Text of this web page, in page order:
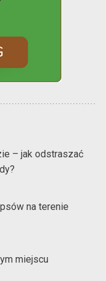
– jak odstraszać
na terenie
miejscu